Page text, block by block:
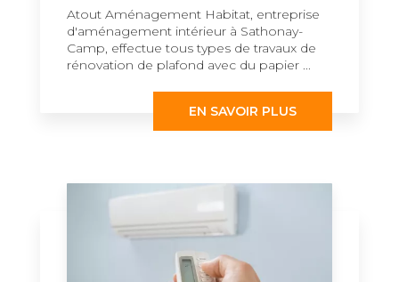
Atout Aménagement Habitat, entreprise
d'aménagement intérieur à Sathonay-
Camp, effectue tous types de travaux de
rénovation de plafond avec du papier ...
EN SAVOIR PLUS